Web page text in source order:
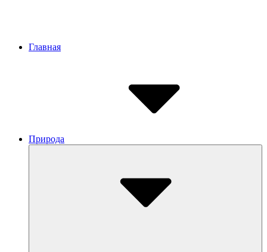
Site
Главная
Природа